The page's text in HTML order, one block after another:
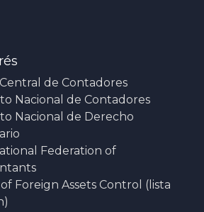
de Contadores
Nacional de Contadores
Nacional de Derecho
Federation of
Foreign Assets Control (lista